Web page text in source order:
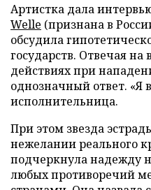
Артистка дала
Welle (признана в
обсудила
государств. Отвечая
действиях при
однозначный ответ. «Я
исполнительница.
При этом звезда
нежелании реального
подчеркнула надежду
любых противоречий